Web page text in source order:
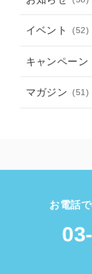
イベント (52)
キャンペーン
マガジン (51)
お電話